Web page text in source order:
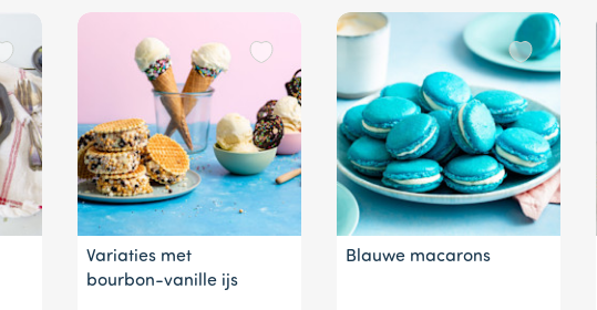
Variaties met
bourbon-vanille ijs
Blauwe macarons